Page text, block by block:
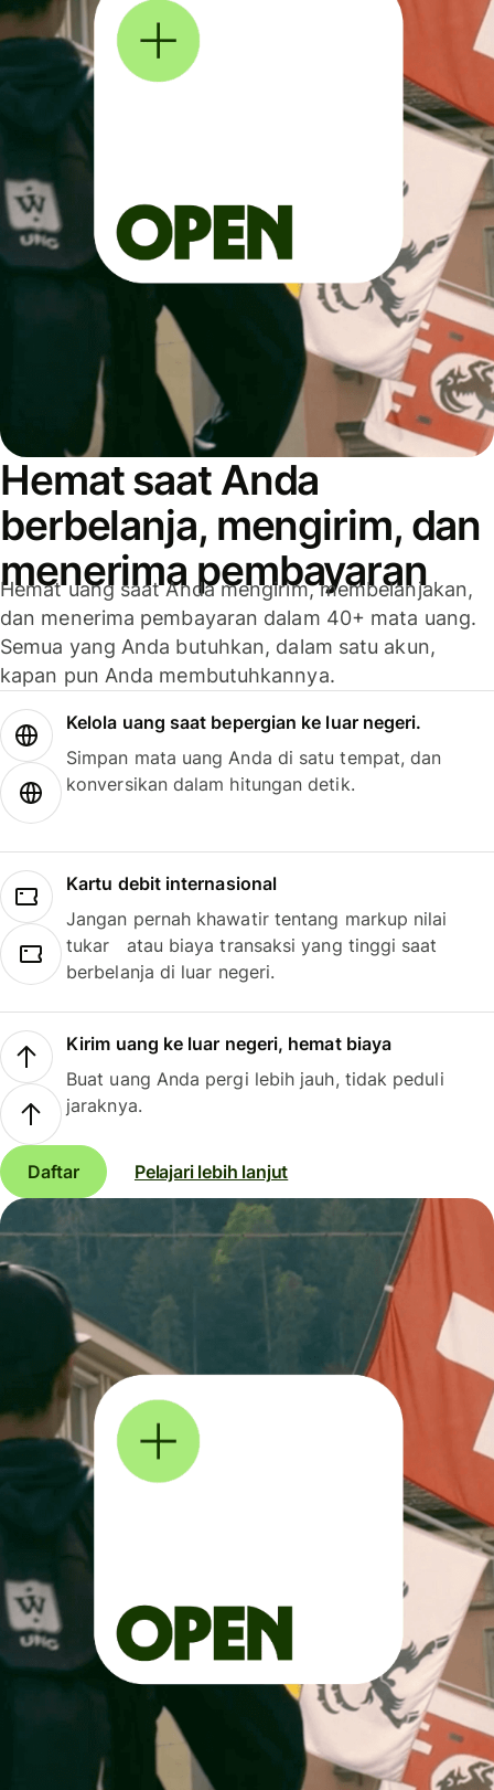
Hemat saat Anda
berbelanja, mengirim, dan
menerima pembayaran
Hemat uang saat Anda mengirim, membelanjakan,
dan menerima pembayaran dalam 40+ mata uang.
Semua yang Anda butuhkan, dalam satu akun,
kapan pun Anda membutuhkannya.
Kelola uang saat bepergian ke luar negeri.
Simpan mata uang Anda di satu tempat, dan
konversikan dalam hitungan detik.
Kartu debit internasional
Jangan pernah khawatir tentang markup nilai
tukar atau biaya transaksi yang tinggi saat
berbelanja di luar negeri.
Kirim uang ke luar negeri, hemat biaya
Buat uang Anda pergi lebih jauh, tidak peduli
jaraknya.
Daftar Pelajari lebih lanjut